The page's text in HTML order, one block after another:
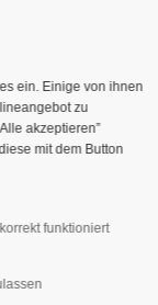
ein. Einige von ihnen
zu
akzeptieren”
mit dem Button
funktioniert